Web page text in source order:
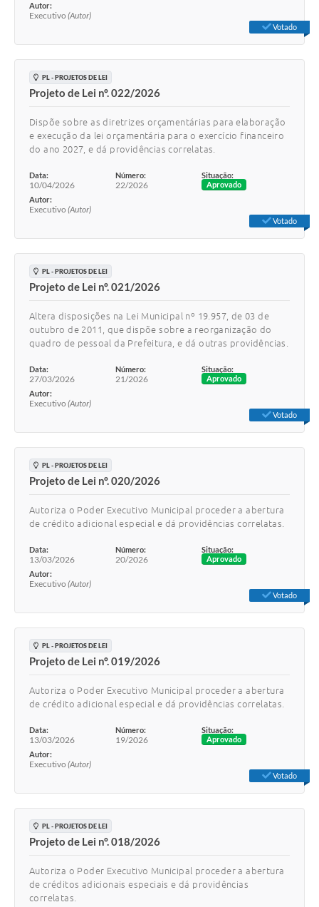
Autor:
Executivo (Autor)
Votado
PL - PROJETOS DE LEI
Projeto de Lei nº. 022/2026
Dispõe sobre as diretrizes orçamentárias para elaboração
e execução da lei orçamentária para o exercício financeiro
do ano 2027, e dá providências correlatas.
Data:
10/04/2026
Número:
22/2026
Situação:
Aprovado
Autor:
Executivo (Autor)
Votado
PL - PROJETOS DE LEI
Projeto de Lei nº. 021/2026
Altera disposições na Lei Municipal nº 19.957, de 03 de
outubro de 2011, que dispõe sobre a reorganização do
quadro de pessoal da Prefeitura, e dá outras providências.
Data:
27/03/2026
Número:
21/2026
Situação:
Aprovado
Autor:
Executivo (Autor)
Votado
PL - PROJETOS DE LEI
Projeto de Lei nº. 020/2026
Autoriza o Poder Executivo Municipal proceder a abertura
de crédito adicional especial e dá providências correlatas.
Data:
13/03/2026
Número:
20/2026
Situação:
Aprovado
Autor:
Executivo (Autor)
Votado
PL - PROJETOS DE LEI
Projeto de Lei nº. 019/2026
Autoriza o Poder Executivo Municipal proceder a abertura
de crédito adicional especial e dá providências correlatas.
Data:
13/03/2026
Número:
19/2026
Situação:
Aprovado
Autor:
Executivo (Autor)
Votado
PL - PROJETOS DE LEI
Projeto de Lei nº. 018/2026
Autoriza o Poder Executivo Municipal proceder a abertura
de créditos adicionais especiais e dá providências
correlatas.